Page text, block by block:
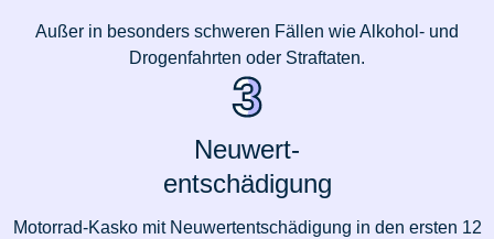
Außer in besonders schweren Fällen wie Alkohol- und
Drogenfahrten oder Straftaten.
Neuwert-
entschädigung
Motorrad-Kasko mit Neuwertentschädigung in den ersten 12